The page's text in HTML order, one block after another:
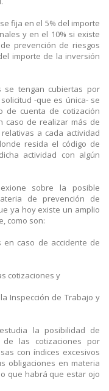
fija en el 5% del importe
y en el 10% si existe
prevención de riesgos
importe de la inversión
se tengan cubiertas por
-que es única- se
de cuenta de cotización
caso de realizar más de
a cada actividad
resida el código de
actividad con algún
sobre la posible
de prevención de
ya hoy existe un amplio
como son:
en caso de accidente de
cotizaciones y
Inspección de Trabajo y
la posibilidad de
las cotizaciones por
con índices excesivos
obligaciones en materia
que habrá que estar ojo